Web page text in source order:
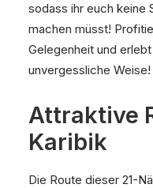
sodass ihr euch keine
machen müsst!
Gelegenheit und
unvergessliche Weise!
Attraktive
Karibik
Die Route dieser 21-